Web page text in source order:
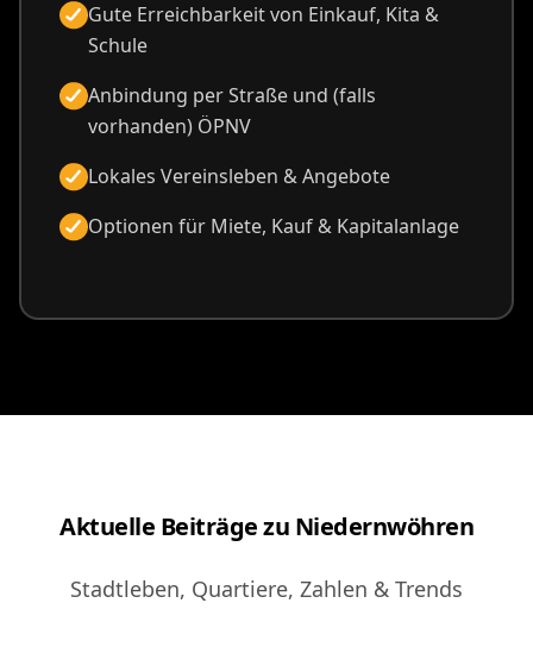
Gute Erreichbarkeit von Einkauf, Kita &
Schule
Anbindung per Straße und (falls
vorhanden) ÖPNV
Lokales Vereinsleben & Angebote
Optionen für Miete, Kauf & Kapitalanlage
Aktuelle Beiträge zu Niedernwöhren
Stadtleben, Quartiere, Zahlen & Trends